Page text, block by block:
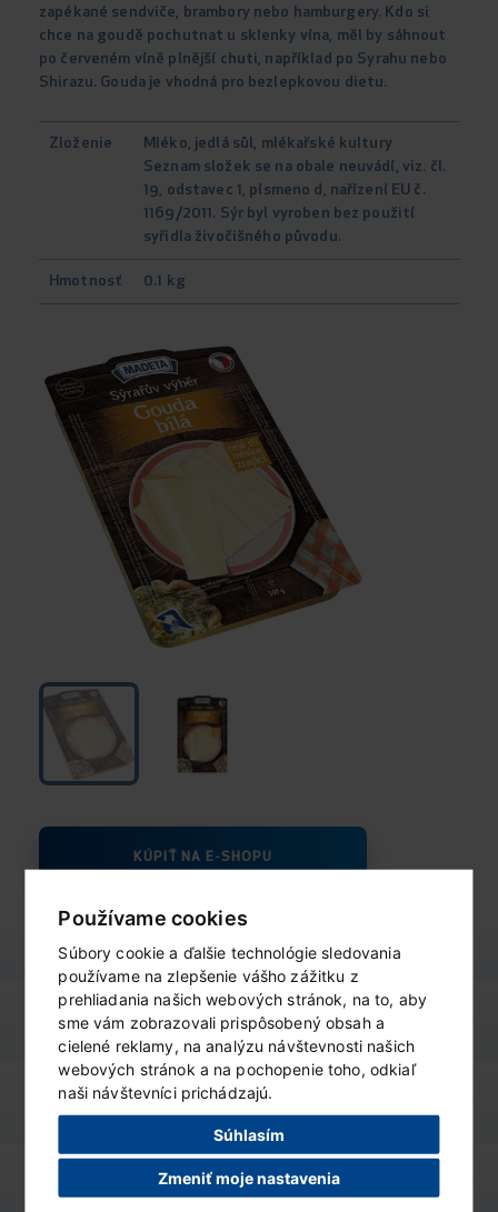
Používame cookies
Súbory cookie a ďalšie technológie sledovania
používame na zlepšenie vášho zážitku z
prehliadania našich webových stránok, na to, aby
sme vám zobrazovali prispôsobený obsah a
cielené reklamy, na analýzu návštevnosti našich
webových stránok a na pochopenie toho, odkiaľ
naši návštevníci prichádzajú.
Súhlasím
Zmeniť moje nastavenia
zapékané sendviče, brambory nebo hamburgery. Kdo si
chce na goudě pochutnat u sklenky vína, měl by sáhnout
po červeném víně plnější chuti, například po Syrahu nebo
Shirazu. Gouda je vhodná pro bezlepkovou dietu.
Zloženie
Mléko, jedlá sůl, mlékařské kultury
Seznam složek se na obale neuvádí, viz. čl.
19, odstavec 1, písmeno d, nařízení EU č.
1169/2011. Sýr byl vyroben bez použití
syřidla živočišného původu.
Hmotnosť 0.1 kg
KÚPIŤ NA E-SHOPU
výživové údaje ZOBRAZIŤ
varianty produktu
podobné produkty